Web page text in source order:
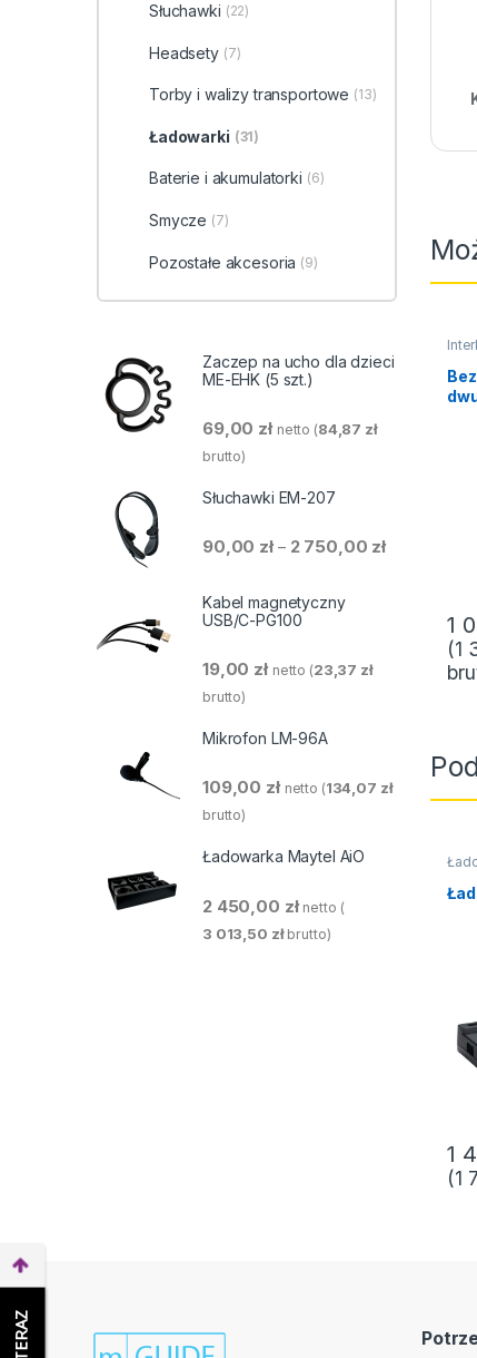
1
(1
1
(1
Słuchawki (22)
Headsety (7)
Torby i walizy transportowe (13)
Ładowarki (31)
Baterie i akumulatorki (6)
Smycze (7)
Pozostałe akcesoria (9)
Zaczep na ucho dla dzieci
ME-EHK (5 szt.)
69,00 zł netto (84,87 zł
brutto)
Słuchawki EM-207
90,00 zł – 2 750,00 złZakres cen:
Kabel magnetyczny
USB/C-PG100
19,00 zł netto (23,37 zł
brutto)
Mikrofon LM-96A
109,00 zł netto (134,07 zł
brutto)
Ładowarka Maytel AiO
2 450,00 zł netto (
3 013,50 złbrutto)